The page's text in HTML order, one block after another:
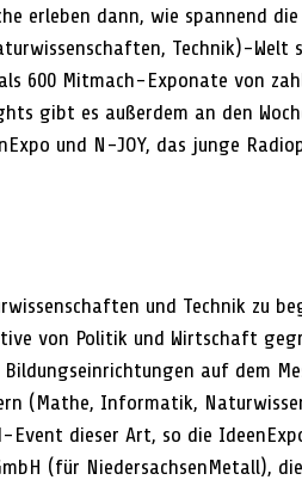
erleben dann, wie spannend
Technik)-Welt
600 Mitmach-Exponate von
gibt es außerdem an den
und N-JOY, das junge
und Technik zu
von Politik und Wirtschaft
auf dem
(Mathe, Informatik,
dieser Art, so die
(für NiedersachsenMetall),